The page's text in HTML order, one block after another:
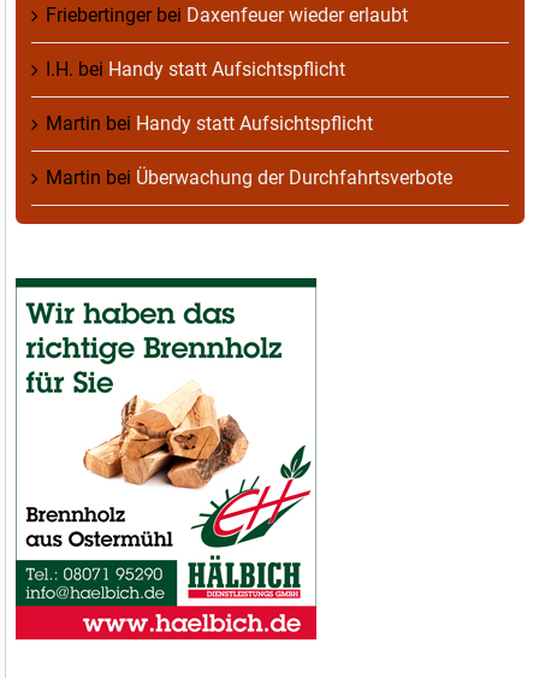
Friebertingerbei Daxenfeuer wieder erlaubt
I.H. bei Handy statt Aufsichtspflicht
Martin bei Handy statt Aufsichtspflicht
Martin bei Überwachung der Durchfahrtsverbote